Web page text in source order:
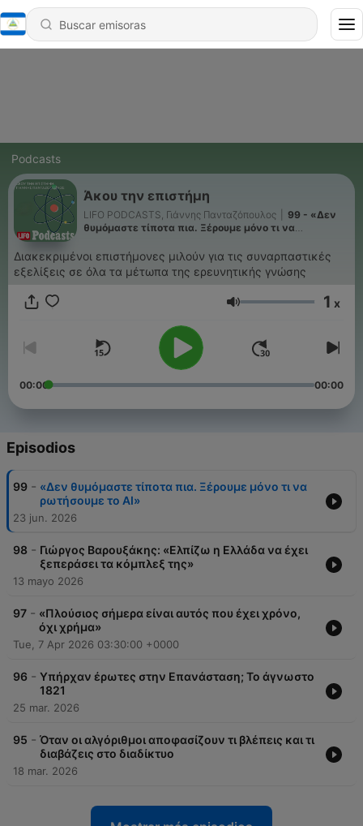
Podcasts
Άκου την επιστήμη
LIFO PODCASTS, Γιάννης Πανταζόπουλος
99 - «Δεν
θυμόμαστε τίποτα πια. Ξέρουμε μόνο τι να
Διακεκριμένοι επιστήμονες μιλούν για τις συναρπαστικές
εξελίξεις σε όλα τα μέτωπα της ερευνητικής γνώσης
Volumen 1 x
00:00 00:00
Episodios
99 - «Δεν θυμόμαστε τίποτα πια. Ξέρουμε μόνο τι να
ρωτήσουμε το ΑΙ»
23 jun. 2026
98 - Γιώργος Βαρουξάκης: «Ελπίζω η Ελλάδα να έχει
ξεπεράσει τα κόμπλεξ της»
13 mayo 2026
97 - «Πλούσιος σήμερα είναι αυτός που έχει χρόνο,
όχι χρήμα»
Tue, 7 Apr 2026 03:30:00 +0000
96 - Υπήρχαν έρωτες στην Επανάσταση; Το άγνωστο
1821
25 mar. 2026
95 - Όταν οι αλγόριθμοι αποφασίζουν τι βλέπεις και τι
διαβάζεις στο διαδίκτυο
18 mar. 2026